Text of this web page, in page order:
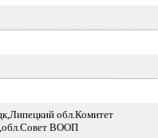
обл.Комитет
ВООП